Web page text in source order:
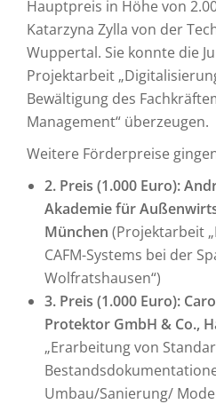
Hauptpreis in Höhe von
Katarzyna Zylla von der
Wuppertal. Sie konnte die
Projektarbeit
Bewältigung des
Management“ überzeugen.
Weitere Förderpreise
2. Preis (1.000 Euro):
Akademie für
München (Projektarbeit
CAFM-Systems bei der
Wolfratshausen“)
3. Preis (1.000 Euro):
Protektor GmbH & Co.,
„Erarbeitung von
Umbau/Sanierung/